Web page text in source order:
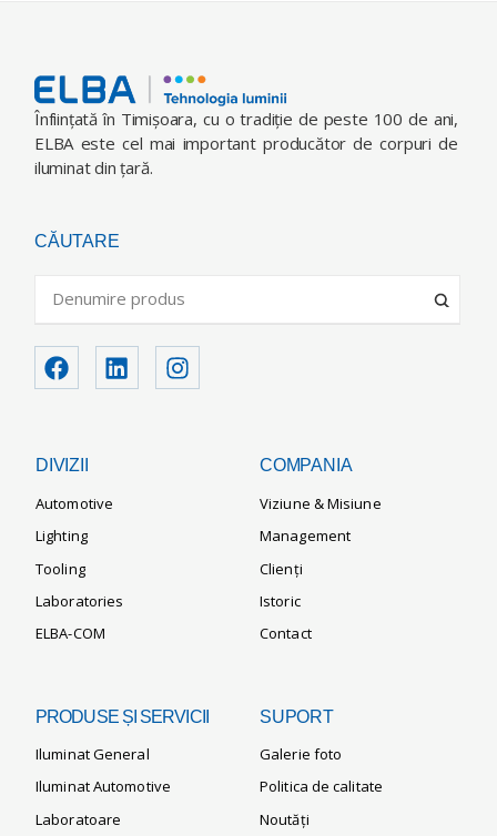
Înfiinţată în Timişoara, cu o tradiţie de peste 100 de ani,
ELBA este cel mai important producător de corpuri de
iluminat din ţară.
CĂUTARE
DIVIZII
Automotive
Lighting
Tooling
Laboratories
ELBA-COM
COMPANIA
Viziune & Misiune
Management
Clienți
Istoric
Contact
PRODUSE ȘI SERVICII
Iluminat General
Iluminat Automotive
Laboratoare
SUPORT
Galerie foto
Politica de calitate
Noutăți